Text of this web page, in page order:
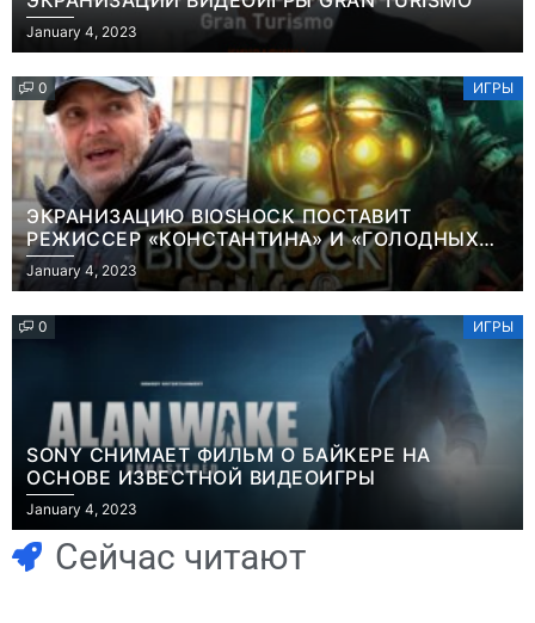
January 4, 2023
0 ИГРЫ
ЭКРАНИЗАЦИЮ BIOSHOCK ПОСТАВИТ
РЕЖИССЕР «КОНСТАНТИНА» И «ГОЛОДНЫХ
ИГР»
January 4, 2023
0 ИГРЫ
SONY СНИМАЕТ ФИЛЬМ О БАЙКЕРЕ НА
ОСНОВЕ ИЗВЕСТНОЙ ВИДЕОИГРЫ
January 4, 2023
Сейчас читают
Игры
Часть геймеров
считает, что мы
Новости
Победительница
«Неймовірних